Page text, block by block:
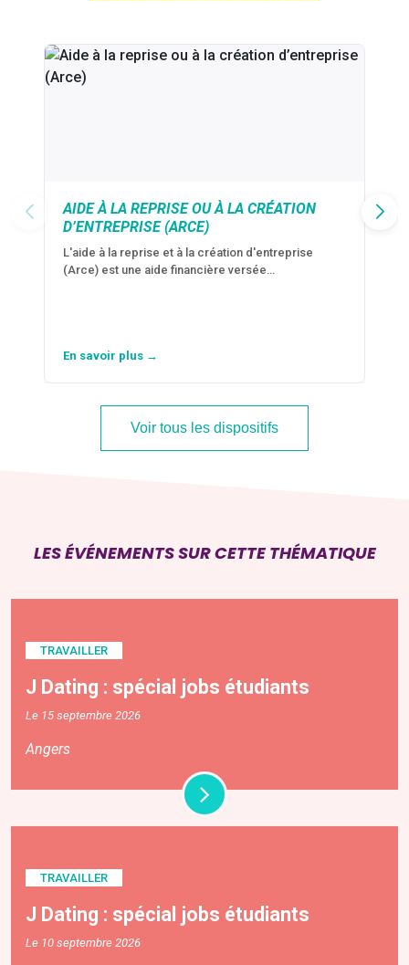
AIDE À LA REPRISE OU À LA CRÉATION
D’ENTREPRISE (ARCE)
L'aide à la reprise et à la création d'entreprise
(Arce) est une aide financière versée…
En savoir plus →
Voir tous les dispositifs
LES ÉVÉNEMENTS SUR CETTE THÉMATIQUE
TRAVAILLER
J Dating : spécial jobs étudiants
Le 15 septembre 2026
Angers
TRAVAILLER
J Dating : spécial jobs étudiants
Le 10 septembre 2026